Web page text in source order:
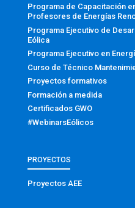
Programa de Capacitación
Profesores de Energías
Programa Ejecutivo de
Eólica
Programa Ejecutivo en
Curso de Técnico
Proyectos formativos
Formación a medida
Certificados GWO
#WebinarsEólicos
PROYECTOS
Proyectos AEE